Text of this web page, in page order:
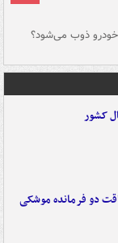
ذوب می‌شود؟
کشور
دو فرمانده‌ موشکی